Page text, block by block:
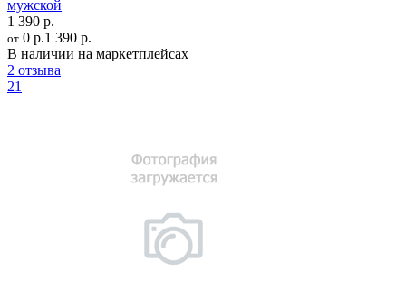
мужской
1 390 р.
от 0 р.1 390 р.
В наличии на маркетплейсах
2 отзыва
21